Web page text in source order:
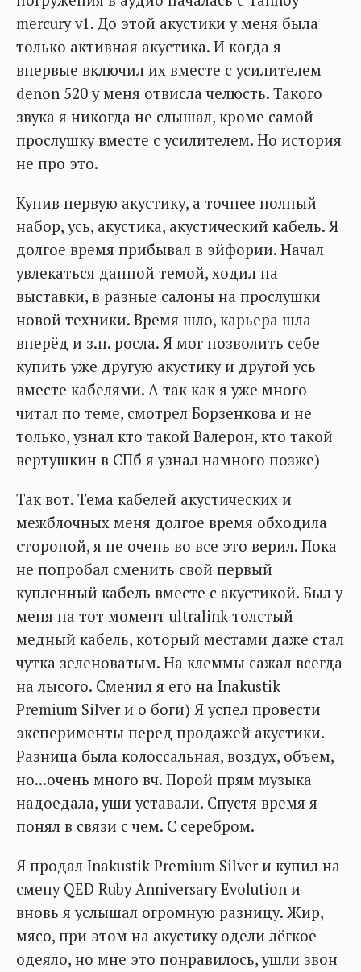
mercury v1. До этой акустики у меня была
только активная акустика. И когда я
впервые включил их вместе с усилителем
denon 520 у меня отвисла челюсть. Такого
звука я никогда не слышал, кроме самой
прослушку вместе с усилителем. Но история
не про это.
Купив первую акустику, а точнее полный
набор, усь, акустика, акустический кабель. Я
долгое время прибывал в эйфории. Начал
увлекаться данной темой, ходил на
выставки, в разные салоны на прослушки
новой техники. Время шло, карьера шла
вперёд и з.п. росла. Я мог позволить себе
купить уже другую акустику и другой усь
вместе кабелями. А так как я уже много
читал по теме, смотрел Борзенкова и не
только, узнал кто такой Валерон, кто такой
вертушкин в СПб я узнал намного позже)
Так вот. Тема кабелей акустических и
межблочных меня долгое время обходила
стороной, я не очень во все это верил. Пока
не попробал сменить свой первый
купленный кабель вместе с акустикой. Был у
меня на тот момент ultralink толстый
медный кабель, который местами даже стал
чутка зеленоватым. На клеммы сажал всегда
на лысого. Сменил я его на Inakustik
Premium Silver и о боги) Я успел провести
эксперименты перед продажей акустики.
Разница была колоссальная, воздух, объем,
но...очень много вч. Порой прям музыка
надоедала, уши уставали. Спустя время я
понял в связи с чем. С серебром.
Я продал Inakustik Premium Silver и купил на
смену QED Ruby Anniversary Evolution и
вновь я услышал огромную разницу. Жир,
мясо, при этом на акустику одели лёгкое
одеяло, но мне это понравилось, ушли звон